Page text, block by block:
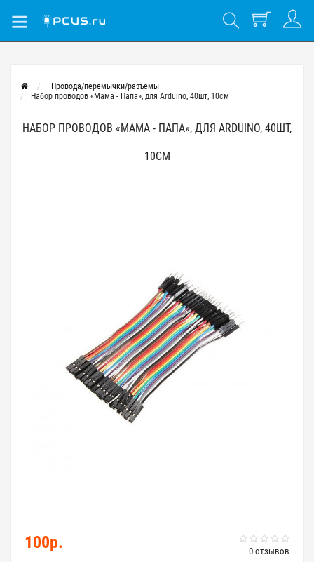
Провода/перемычки/разъемы
Набор проводов «Мама - Папа», для Arduino, 40шт, 10см
НАБОР ПРОВОДОВ «МАМА - ПАПА», ДЛЯ ARDUINO, 40ШТ,
10СМ
0 отзывов
100р.